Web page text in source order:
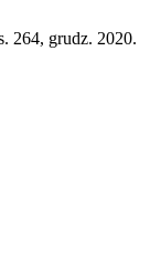
264, grudz. 2020.